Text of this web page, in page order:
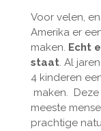
Voor velen,
Amerika er
maken. Echt
staat. Al
4 kinderen
maken.
meeste
prachtige